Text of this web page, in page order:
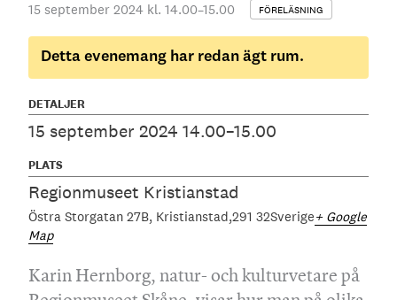
15 september 2024 kl. 14.00–15.00 FÖRELÄSNING
Detta evenemang har redan ägt rum.
Karin Hernborg, natur- och kulturvetare på
DETALJER
15 september 2024 14.00–15.00
PLATS
Regionmuseet Kristianstad
Östra Storgatan 27B Kristianstad 291 32Sverige+ Google
Map